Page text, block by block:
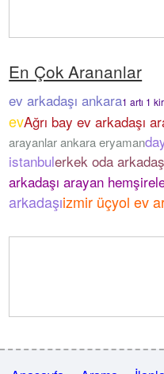
En Çok Arananlar
ev arkadaşı ankara1 artı 1
evAğrı bay ev arkadaşı
arayanlar ankara eryaman
istanbulerkek oda
arkadaşı arayan
arkadaşıizmir üçyol ev